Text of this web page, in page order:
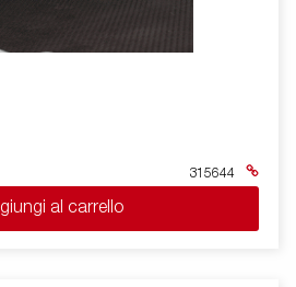
315644
al carrello